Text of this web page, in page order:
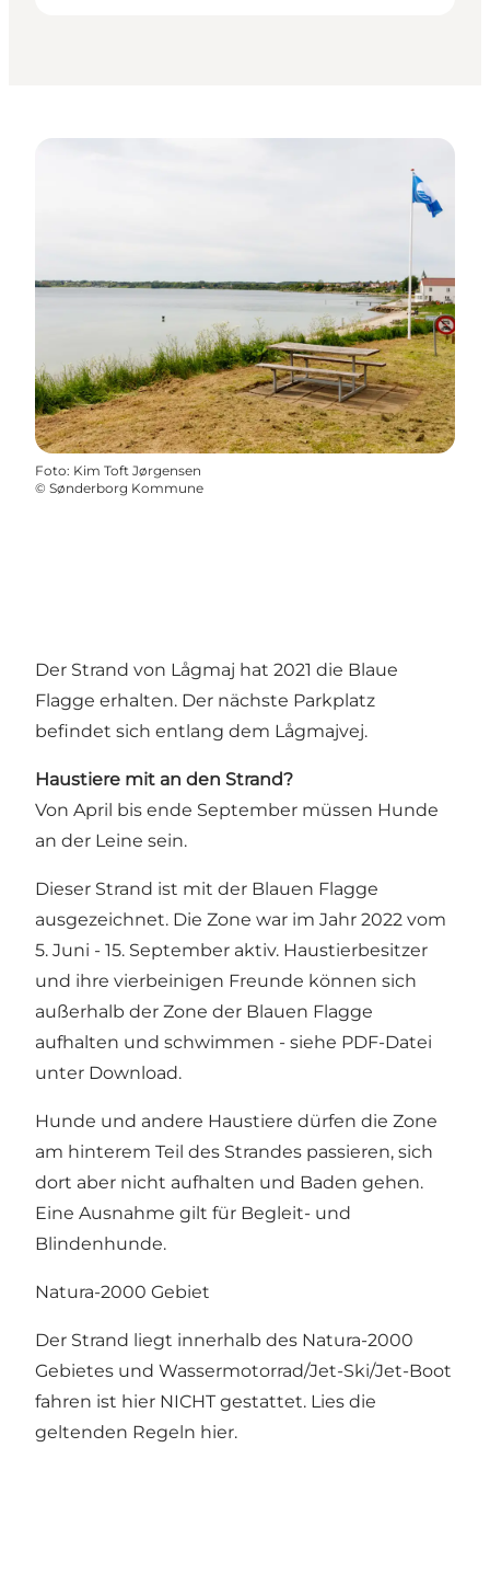
Foto: Kim Toft Jørgensen
© Sønderborg Kommune
Der Strand von Lågmaj hat 2021 die Blaue
Flagge erhalten. Der nächste Parkplatz
befindet sich entlang dem Lågmajvej.
Haustiere mit an den Strand?
Von April bis ende September müssen Hunde
an der Leine sein.
Dieser Strand ist mit der Blauen Flagge
ausgezeichnet. Die Zone war im Jahr 2022 vom
5. Juni - 15. September aktiv. Haustierbesitzer
und ihre vierbeinigen Freunde können sich
außerhalb der Zone der Blauen Flagge
aufhalten und schwimmen - siehe PDF-Datei
unter Download.
Hunde und andere Haustiere dürfen die Zone
am hinterem Teil des Strandes passieren, sich
dort aber nicht aufhalten und Baden gehen.
Eine Ausnahme gilt für Begleit- und
Blindenhunde.
Natura-2000 Gebiet
Der Strand liegt innerhalb des Natura-2000
Gebietes und Wassermotorrad/Jet-Ski/Jet-Boot
fahren ist hier NICHT gestattet. Lies die
geltenden Regeln hier.